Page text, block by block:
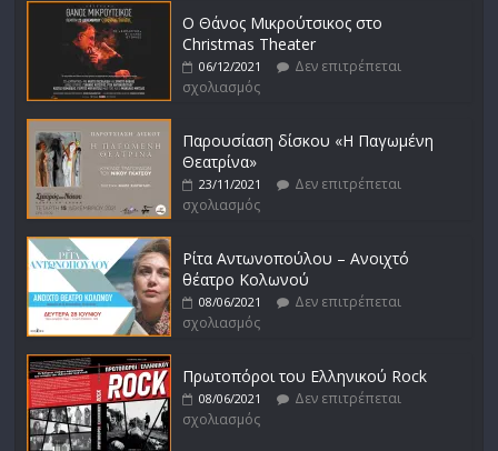
Ο Θάνος Μικρούτσικος στο
Christmas Theater
06/12/2021
Δεν επιτρέπεται
σχολιασμός
Παρουσίαση δίσκου «Η Παγωμένη
Θεατρίνα»
23/11/2021
Δεν επιτρέπεται
σχολιασμός
Ρίτα Αντωνοπούλου – Ανοιχτό
θέατρο Κολωνού
08/06/2021
Δεν επιτρέπεται
σχολιασμός
Πρωτοπόροι του Ελληνικού Rock
08/06/2021
Δεν επιτρέπεται
σχολιασμός